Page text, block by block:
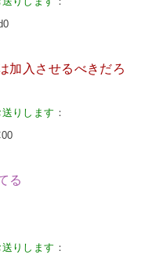
加入させるべきだろ
りします ：
る
りします ：